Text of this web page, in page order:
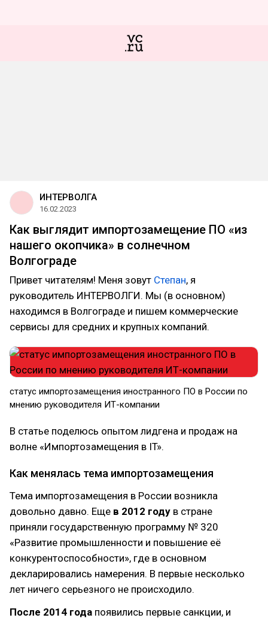
ИНТЕРВОЛГА
16.02.2023
Как выглядит импортозамещение ПО «из
нашего окопчика» в солнечном
Волгограде
Привет читателям! Меня зовут Степан, я
руководитель ИНТЕРВОЛГИ. Мы (в основном)
находимся в Волгограде и пишем коммерческие
сервисы для средних и крупных компаний.
статус импортозамещения иностранного ПО в России по
мнению руководителя ИТ-компании
В статье поделюсь опытом лидгена и продаж на
волне «Импортозамещения в IT».
Как менялась тема импортозамещения
Тема импортозамещения в России возникла
довольно давно. Еще в 2012 году в стране
приняли государственную программу № 320
«Развитие промышленности и повышение её
конкурентоспособности», где в основном
декларировались намерения. В первые несколько
лет ничего серьезного не происходило.
После 2014 года появились первые санкции, и